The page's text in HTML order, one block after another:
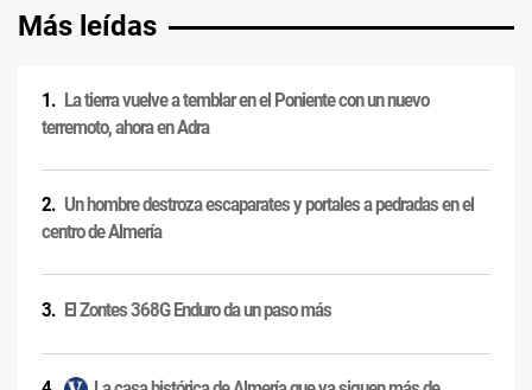
Más leídas
La tierra vuelve a temblar en el Poniente con un nuevo
terremoto, ahora en Adra
Un hombre destroza escaparates y portales a pedradas en el
centro de Almería
El Zontes 368G Enduro da un paso más